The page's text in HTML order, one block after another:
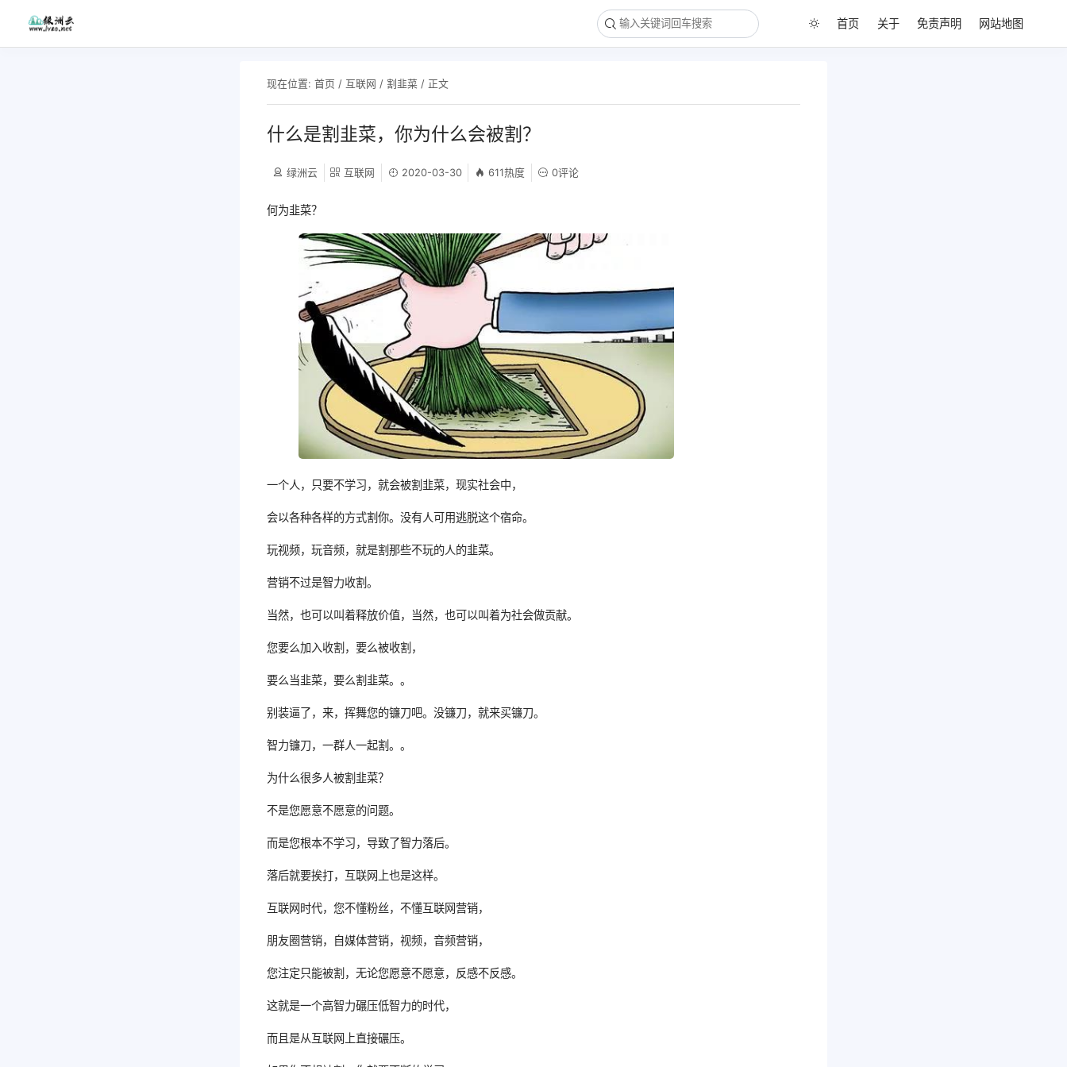
首页 关于 免责声明 网站地图
现在位置:首页 / 互联网 /割韭菜 / 正文
什么是割韭菜，你为什么会被割？
绿洲云 互联网 2020-03-30 611热度 0评论
何为韭菜？
一个人，只要不学习，就会被割韭菜，现实社会中，
会以各种各样的方式割你。没有人可用逃脱这个宿命。
玩视频，玩音频，就是割那些不玩的人的韭菜。
营销不过是智力收割。
当然，也可以叫着释放价值，当然，也可以叫着为社会做贡献。
您要么加入收割，要么被收割，
要么当韭菜，要么割韭菜。。
别装逼了，来，挥舞您的镰刀吧。没镰刀，就来买镰刀。
智力镰刀，一群人一起割。。
为什么很多人被割韭菜？
不是您愿意不愿意的问题。
而是您根本不学习，导致了智力落后。
落后就要挨打，互联网上也是这样。
互联网时代，您不懂粉丝，不懂互联网营销，
朋友圈营销，自媒体营销，视频，音频营销，
您注定只能被割，无论您愿意不愿意，反感不反感。
这就是一个高智力碾压低智力的时代，
而且是从互联网上直接碾压。